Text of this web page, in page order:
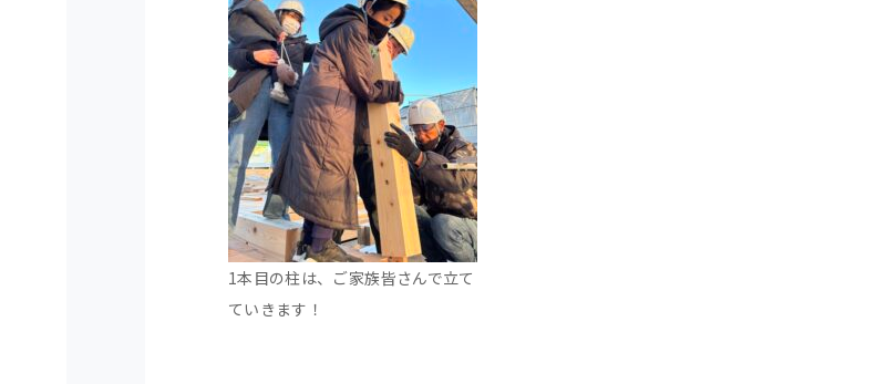
1本目の柱は、ご家族皆さんで立て
ていきます！